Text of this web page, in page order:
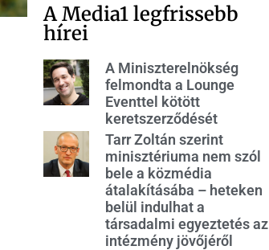
A Media1 legfrissebb
hírei
A Miniszterelnökség
felmondta a Lounge
Eventtel kötött
keretszerződését
Tarr Zoltán szerint
minisztériuma nem szól
bele a közmédia
átalakításába – heteken
belül indulhat a
társadalmi egyeztetés az
intézmény jövőjéről